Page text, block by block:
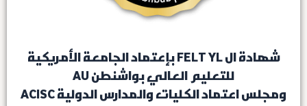
شهادة ال FELT YL بإعتماد الجامعة الأمريكية
للتعليم العالي بواشنطن AU
ومجلس اعتماد الكليات والمدارس الدولية ACISC